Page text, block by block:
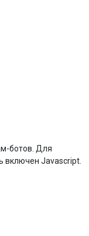
ботов. Для
включен Javascript.